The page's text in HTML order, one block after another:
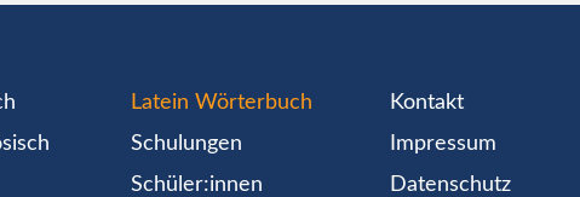
Latein Wörterbuch
Schulungen
Schüler:innen
Kontakt
Impressum
Datenschutz